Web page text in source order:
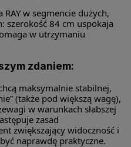
w segmencie dużych,
szerokość 84 cm uspokaja
w utrzymaniu
zdaniem:
maksymalnie stabilnej,
(także pod większą wagę),
w warunkach słabszej
zasad
zwiększający widoczność i
naprawdę praktyczne.